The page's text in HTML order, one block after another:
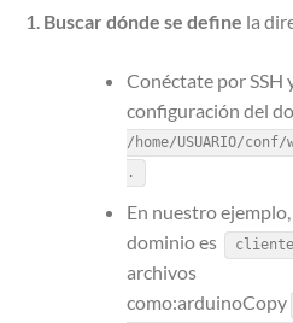
Buscar dónde se define la
Conéctate por SSH
configuración del
/home/USUARIO/
.
En nuestro
dominio es
archivos
como:arduinoCopy